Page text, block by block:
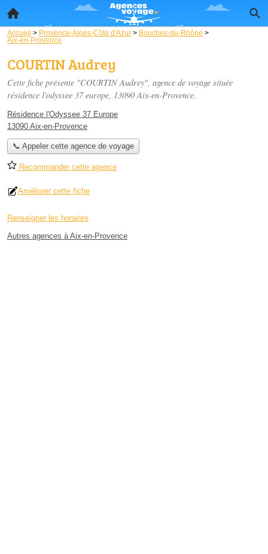
Accueil > Provence-Alpes-Côte d'Azur > Bouches-du-Rhône >
Aix-en-Provence
COURTIN Audrey
Cette fiche présente "COURTIN Audrey", agence de voyage située
résidence l'odyssee 37 europe, 13090 Aix-en-Provence.
Résidence l'Odyssee 37 Europe
13090 Aix-en-Provence
📞 Appeler cette agence de voyage
Recommander cette agence
Améliorer cette fiche
Renseigner les horaires
Autres agences à Aix-en-Provence